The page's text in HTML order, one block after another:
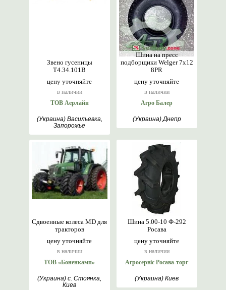
цену уточняйте
в наличии
Звено гусеницы
Т4.34.101В
ТОВ Аерлайн
(Украина) Васильевка,
Запорожье
цену уточняйте
в наличии
Шина на пресс
подборщики Welger 7x12
8PR
Агро Балер
(Украина) Днепр
цену уточняйте
в наличии
Сдвоенные колеса MD для
тракторов
ТОВ «Боненкамп»
(Украина) с. Стоянка,
Киев
цену уточняйте
в наличии
Шина 5.00-10 Ф-292
Росава
Агросервіс Росава-торг
(Украина) Киев